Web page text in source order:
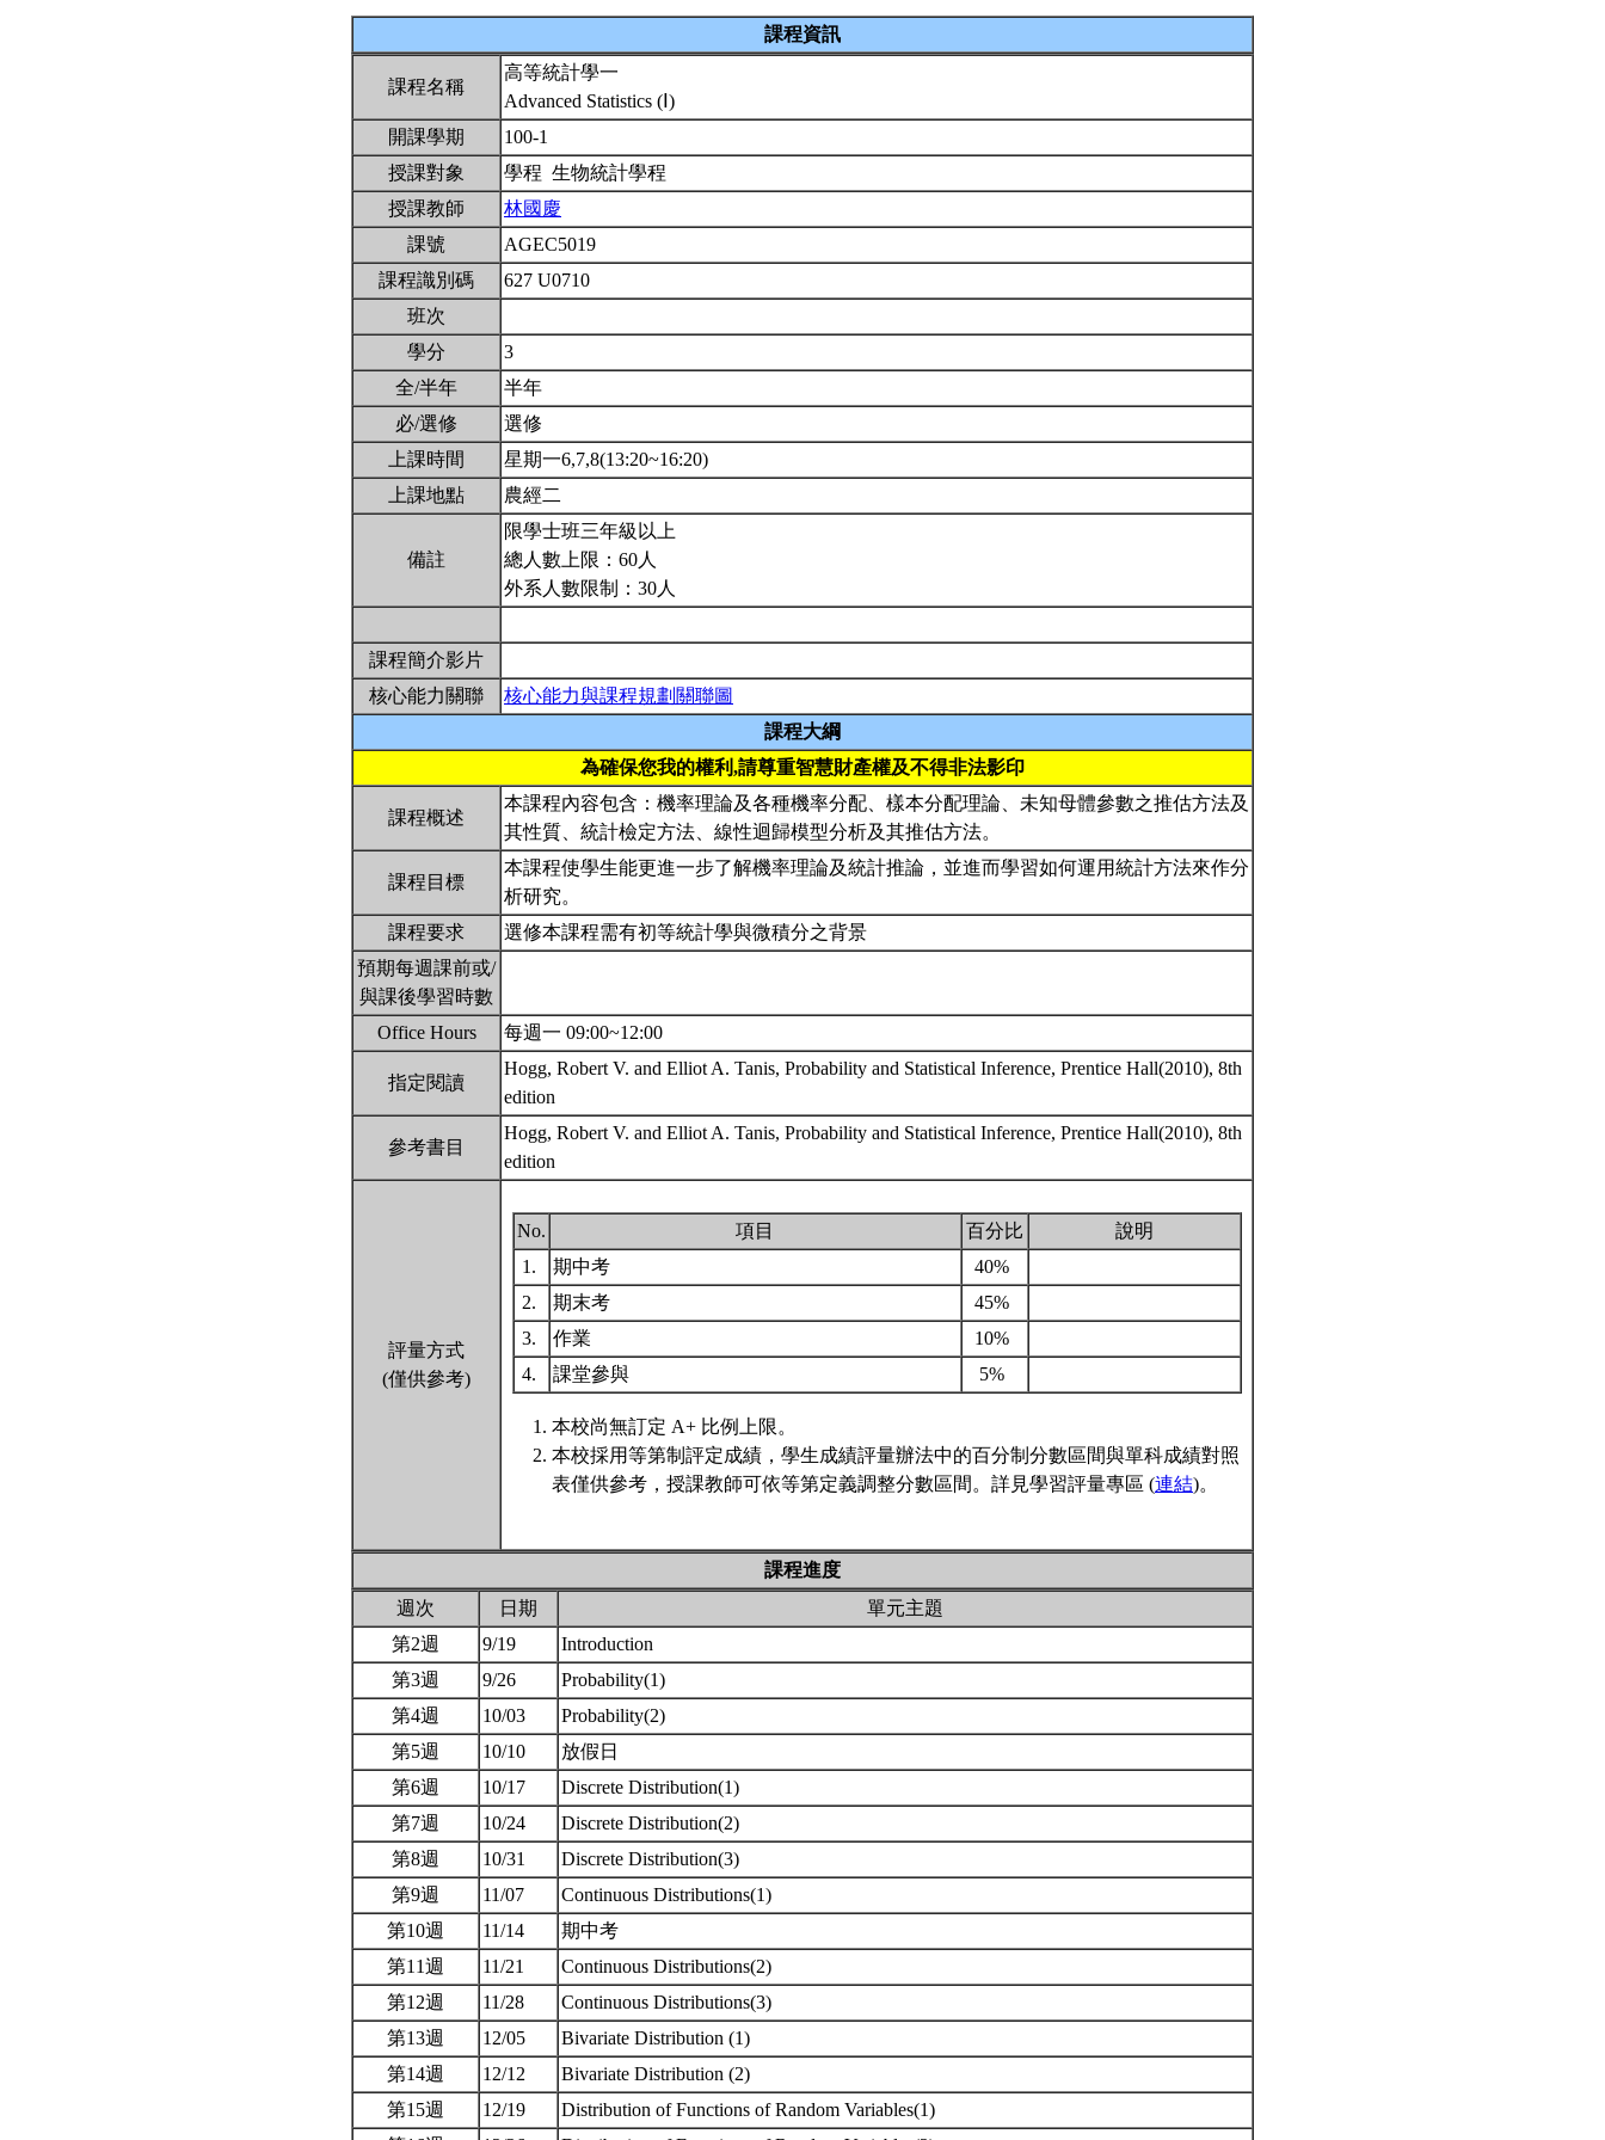
課程資訊
課程名稱
高等統計學一
Advanced Statistics (Ⅰ)
開課學期
100-1
授課對象
學程 生物統計學程
授課教師
林國慶
課號
AGEC5019
課程識別碼
627 U0710
班次
學分
3
全/半年
半年
必/選修
選修
上課時間
星期一6,7,8(13:20~16:20)
上課地點
農經二
備註
限學士班三年級以上
總人數上限：60人
外系人數限制：30人
課程簡介影片
核心能力關聯
核心能力與課程規劃關聯圖
課程大綱
為確保您我的權利,請尊重智慧財產權及不得非法影印
課程概述
本課程內容包含：機率理論及各種機率分配、樣本分配理論、未知母體參數之推估方法及
其性質、統計檢定方法、線性迴歸模型分析及其推估方法。
課程目標
本課程使學生能更進一步了解機率理論及統計推論，並進而學習如何運用統計方法來作分
析研究。
課程要求
選修本課程需有初等統計學與微積分之背景
預期每週課前或/
與課後學習時數
Office Hours
每週一 09:00~12:00
指定閱讀
Hogg, Robert V. and Elliot A. Tanis, Probability and Statistical Inference, Prentice Hall(2010), 8th
edition
參考書目
Hogg, Robert V. and Elliot A. Tanis, Probability and Statistical Inference, Prentice Hall(2010), 8th
edition
評量方式
(僅供參考)
No. 項目 百分比
說明
1.
期中考
40%
2.
期末考
45%
3.
作業
10%
4.
課堂參與 5%
本校尚無訂定 A+ 比例上限。
本校採用等第制評定成績，學生成績評量辦法中的百分制分數區間與單科成績對照
表僅供參考，授課教師可依等第定義調整分數區間。詳見學習評量專區 (連結)。
課程進度
週次
日期
單元主題
第2週
9/19
Introduction
第3週
9/26
Probability(1)
第4週
10/03
Probability(2)
第5週
10/10
放假日
第6週
10/17
Discrete Distribution(1)
第7週
10/24
Discrete Distribution(2)
第8週
10/31
Discrete Distribution(3)
第9週
11/07
Continuous Distributions(1)
第10週
11/14
期中考
第11週
11/21
Continuous Distributions(2)
第12週
11/28
Continuous Distributions(3)
第13週
12/05
Bivariate Distribution (1)
第14週
12/12
Bivariate Distribution (2)
第15週
12/19
Distribution of Functions of Random Variables(1)